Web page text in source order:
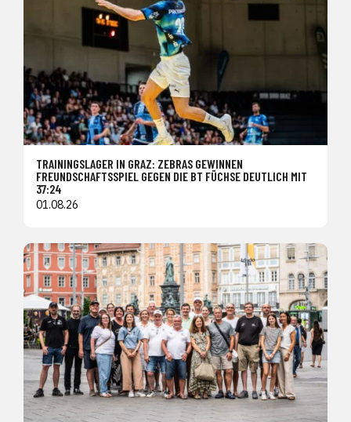
TRAININGSLAGER IN GRAZ: ZEBRAS GEWINNEN
FREUNDSCHAFTSSPIEL GEGEN DIE BT FÜCHSE DEUTLICH MIT
37:24
01.08.26